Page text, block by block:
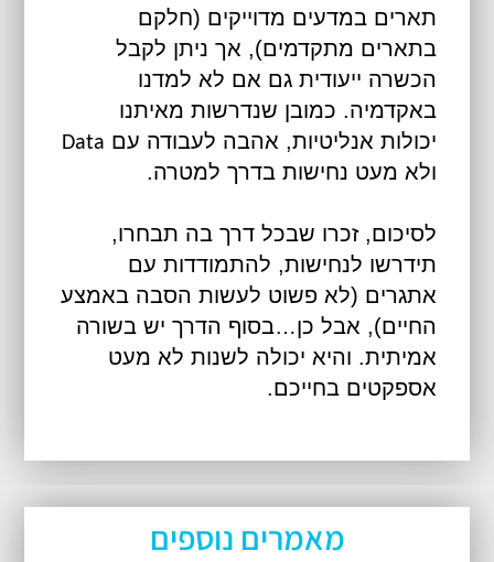
תארים במדעים מדוייקים (חלקם
בתארים מתקדמים), אך ניתן לקבל
הכשרה ייעודית גם אם לא למדנו
באקדמיה. כמובן שנדרשות מאיתנו
יכולות אנליטיות, אהבה לעבודה עם Data
ולא מעט נחישות בדרך למטרה.
לסיכום, זכרו שבכל דרך בה תבחרו,
תידרשו לנחישות, להתמודדות עם
אתגרים (לא פשוט לעשות הסבה באמצע
החיים), אבל כן…בסוף הדרך יש בשורה
אמיתית. והיא יכולה לשנות לא מעט
אספקטים בחייכם.
מאמרים נוספים